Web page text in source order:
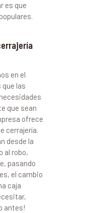
es que
en el
que las
que sean
ofrece
cerrajería.
desde la
al robo,
pasando
el cambio
caja
antes!